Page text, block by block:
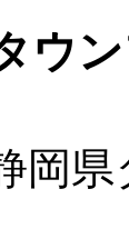
ウ
岡